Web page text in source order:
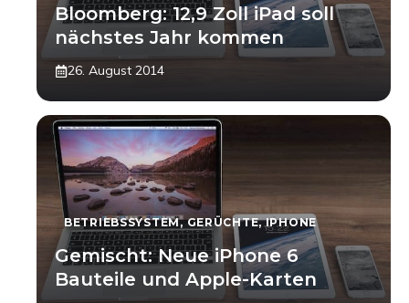
Bloomberg: 12,9 Zoll iPad soll
nächstes Jahr kommen
26. August 2014
BETRIEBSSYSTEM,GERÜCHTE,IPHONE
Gemischt: Neue iPhone 6
Bauteile und Apple-Karten